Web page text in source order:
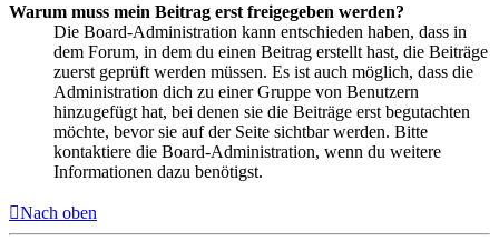
Warum muss mein Beitrag erst freigegeben werden?
Die Board-Administration kann entschieden haben, dass in
dem Forum, in dem du einen Beitrag erstellt hast, die Beiträge
zuerst geprüft werden müssen. Es ist auch möglich, dass die
Administration dich zu einer Gruppe von Benutzern
hinzugefügt hat, bei denen sie die Beiträge erst begutachten
möchte, bevor sie auf der Seite sichtbar werden. Bitte
kontaktiere die Board-Administration, wenn du weitere
Informationen dazu benötigst.
Nach oben